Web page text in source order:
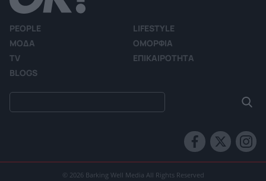
PEOPLE
LIFESTYLE
ΜΟΔΑ
ΟΜΟΡΦΙΑ
TV
ΕΠΙΚΑΙΡΟΤΗΤΑ
BLOGS
© 2026 Barking Well Media All Rights Reserved